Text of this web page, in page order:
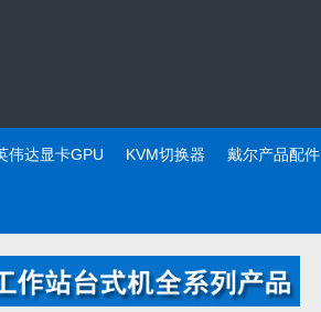
伟达显卡GPU KVM切换器 戴尔产品配件